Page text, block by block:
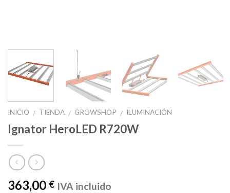
INICIO / TIENDA / GROWSHOP / ILUMINACIÓN
Ignator HeroLED R720W
363,00 € IVA incluido